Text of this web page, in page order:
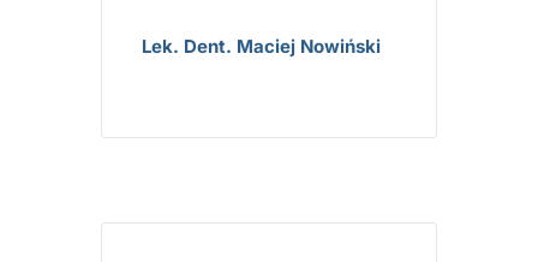
Lek. Dent. Maciej Nowiński